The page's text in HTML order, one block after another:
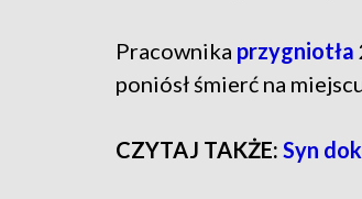
Pracownika przygniotła
poniósł śmierć na
CZYTAJ TAKŻE: Syn